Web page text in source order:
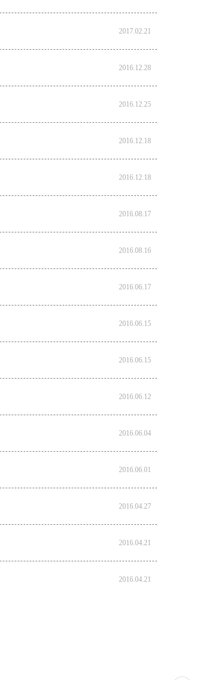
2017.02.21
2016.12.28
2016.12.25
2016.12.18
2016.12.18
2016.08.17
2016.08.16
2016.06.17
2016.06.15
2016.06.15
2016.06.12
2016.06.04
2016.06.01
2016.04.27
2016.04.21
2016.04.21